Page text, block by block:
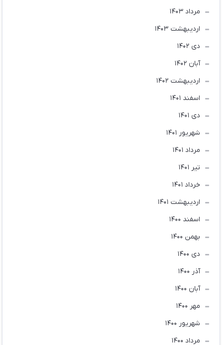
مرداد 1403
ارديبهشت 1403
دی 1402
آبان 1402
ارديبهشت 1402
اسفند 1401
دی 1401
شهریور 1401
مرداد 1401
تير 1401
خرداد 1401
ارديبهشت 1401
اسفند 1400
بهمن 1400
دی 1400
آذر 1400
آبان 1400
مهر 1400
شهریور 1400
مرداد 1400